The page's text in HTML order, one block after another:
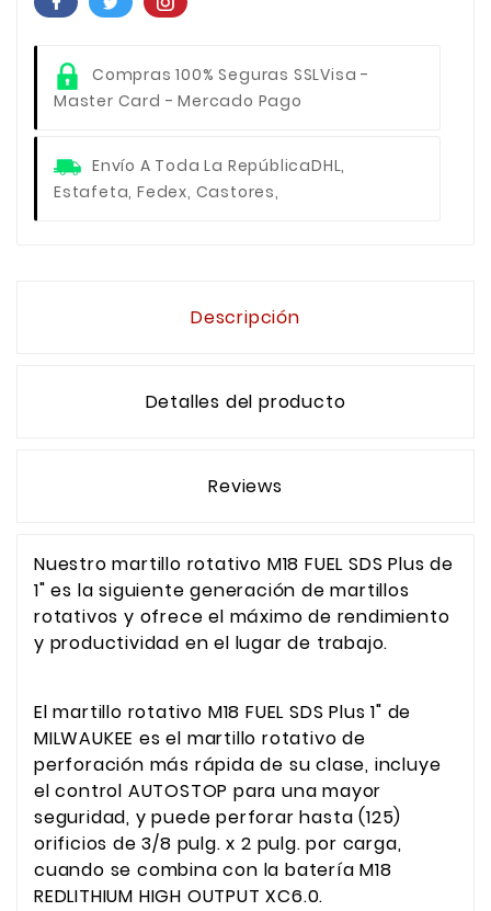
Compras 100% Seguras SSLVisa -
Master Card - Mercado Pago
Envío A Toda La RepúblicaDHL,
Estafeta, Fedex, Castores,
Descripción
Detalles del producto
Reviews
Nuestro martillo rotativo M18 FUEL SDS Plus de
1" es la siguiente generación de martillos
rotativos y ofrece el máximo de rendimiento
y productividad en el lugar de trabajo.
El martillo rotativo M18 FUEL SDS Plus 1" de
MILWAUKEE es el martillo rotativo de
perforación más rápida de su clase, incluye
el control AUTOSTOP para una mayor
seguridad, y puede perforar hasta (125)
orificios de 3/8 pulg. x 2 pulg. por carga,
cuando se combina con la batería M18
REDLITHIUM HIGH OUTPUT XC6.0.